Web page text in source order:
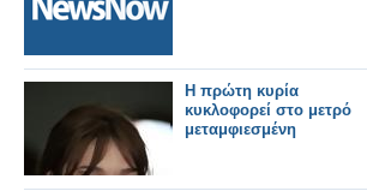
H πρώτη κυρία
κυκλοφορεί στο μετρό
μεταμφιεσμένη